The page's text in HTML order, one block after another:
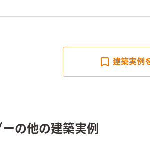
建築実例
の他の建築実例